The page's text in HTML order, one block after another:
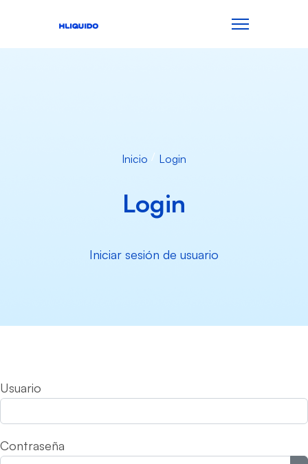
Login
Iniciar sesión de usuario
Inicio Login
Usuario
Contraseña